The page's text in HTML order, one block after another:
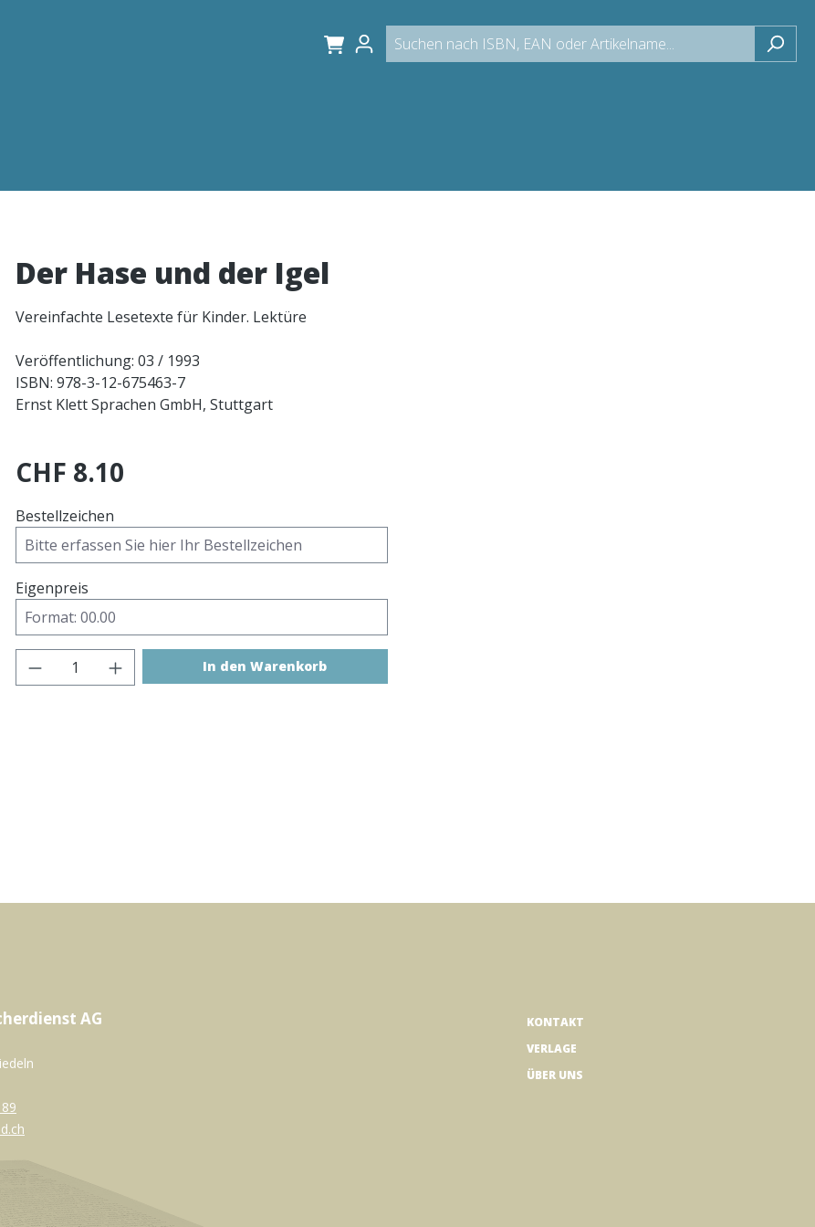
Der Hase und der Igel
Vereinfachte Lesetexte für Kinder. Lektüre
Veröffentlichung: 03 / 1993
ISBN: 978-3-12-675463-7
Ernst Klett Sprachen GmbH, Stuttgart
CHF 8.10
Bestellzeichen
Eigenpreis
Produkt Anzahl: Gib den gewünschten Wert ein oder benutze die
In den Warenkorb
AG
KONTAKT
VERLAGE
ÜBER UNS